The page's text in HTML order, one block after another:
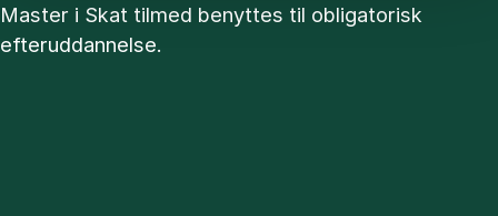
Master i Skat tilmed benyttes til obligatorisk
efteruddannelse.